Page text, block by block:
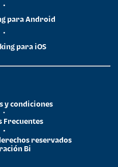
•
para Android
•
para iOS
reservados
Bi
•
Frecuentes
•
y condiciones